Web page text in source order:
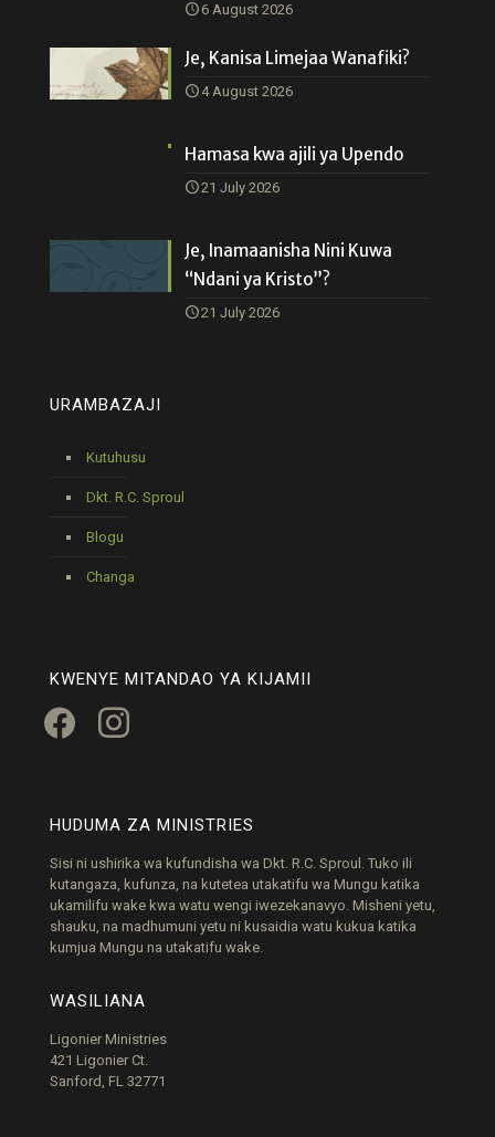
6 August 2026
Je, Kanisa Limejaa Wanafiki?
4 August 2026
Hamasa kwa ajili ya Upendo
21 July 2026
Je, Inamaanisha Nini Kuwa
“Ndani ya Kristo”?
21 July 2026
URAMBAZAJI
Kutuhusu
Dkt. R.C. Sproul
Blogu
Changa
KWENYE MITANDAO YA KIJAMII
facebookinstagram
HUDUMA ZA MINISTRIES
Sisi ni ushirika wa kufundisha wa Dkt. R.C. Sproul. Tuko ili
kutangaza, kufunza, na kutetea utakatifu wa Mungu katika
ukamilifu wake kwa watu wengi iwezekanavyo. Misheni yetu,
shauku, na madhumuni yetu ni kusaidia watu kukua katika
kumjua Mungu na utakatifu wake.
WASILIANA
Ligonier Ministries
421 Ligonier Ct.
Sanford, FL 32771